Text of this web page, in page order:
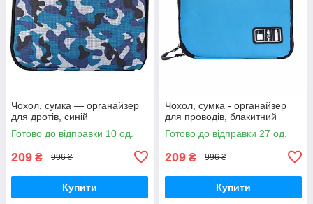
Чохол, сумка — органайзер
для дротів, синій
Готово до відправки 10 од.
209 ₴ 996 ₴
Купити
Чохол, сумка - органайзер
для проводів, блакитний
Готово до відправки 27 од.
209 ₴ 996 ₴
Купити